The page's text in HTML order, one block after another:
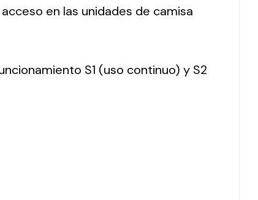
en las unidades de camisa
S1 (uso continuo) y S2